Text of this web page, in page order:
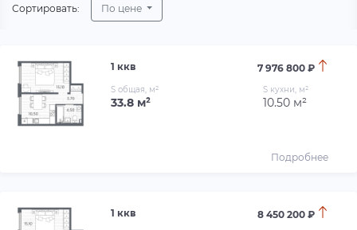
Сортировать: По цене
1 ккв 7 976 800 ₽
S общая, м²
33.8 м²
S кухни, м²
10.50 м²
Подробнее
1 ккв 8 450 200 ₽